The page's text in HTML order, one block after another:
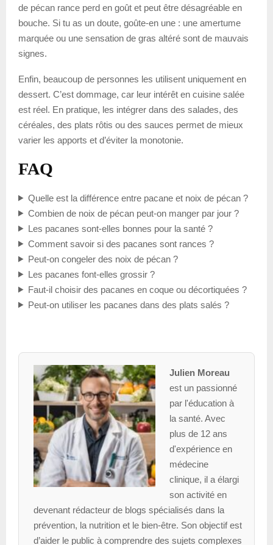
de pécan rance perd en goût et peut être désagréable en
bouche. Si tu as un doute, goûte-en une : une amertume
marquée ou une sensation de gras altéré sont de mauvais
signes.
Enfin, beaucoup de personnes les utilisent uniquement en
dessert. C’est dommage, car leur intérêt en cuisine salée
est réel. En pratique, les intégrer dans des salades, des
céréales, des plats rôtis ou des sauces permet de mieux
varier les apports et d’éviter la monotonie.
FAQ
Quelle est la différence entre pacane et noix de pécan ?
Combien de noix de pécan peut-on manger par jour ?
Les pacanes sont-elles bonnes pour la santé ?
Comment savoir si des pacanes sont rances ?
Peut-on congeler des noix de pécan ?
Les pacanes font-elles grossir ?
Faut-il choisir des pacanes en coque ou décortiquées ?
Peut-on utiliser les pacanes dans des plats salés ?
Julien Moreau
est un passionné
par l'éducation à
la santé. Avec
plus de 12 ans
d'expérience en
médecine
clinique, il a élargi
son activité en
devenant rédacteur de blogs spécialisés dans la
prévention, la nutrition et le bien-être. Son objectif est
d’aider le public à comprendre des sujets complexes